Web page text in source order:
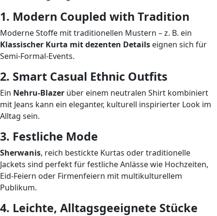
1. Modern Coupled with Tradition
Moderne Stoffe mit traditionellen Mustern – z. B. ein
Klassischer Kurta mit dezenten Details eignen sich für
Semi-Formal-Events.
2. Smart Casual Ethnic Outfits
Ein Nehru-Blazer über einem neutralen Shirt kombiniert
mit Jeans kann ein eleganter, kulturell inspirierter Look im
Alltag sein.
3. Festliche Mode
Sherwanis, reich bestickte Kurtas oder traditionelle
Jackets sind perfekt für festliche Anlässe wie Hochzeiten,
Eid-Feiern oder Firmenfeiern mit multikulturellem
Publikum.
4. Leichte, Alltagsgeeignete Stücke